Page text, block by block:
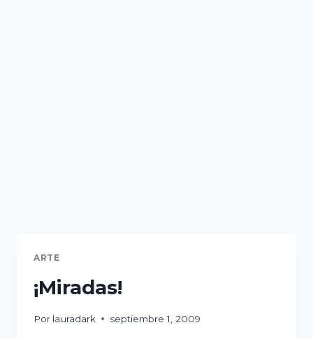
ARTE
¡Miradas!
Por lauradark septiembre 1, 2009